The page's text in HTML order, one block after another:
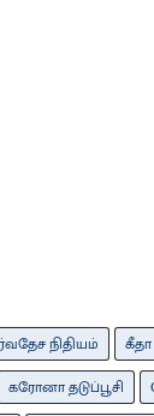
நிதியம்
கரோனா தடுப்பூசி